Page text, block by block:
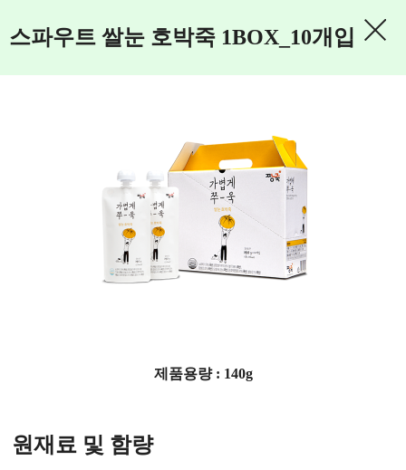
스파우트 쌀눈 호박죽 1BOX_10개입
제품용량 : 140g
원재료 및 함량